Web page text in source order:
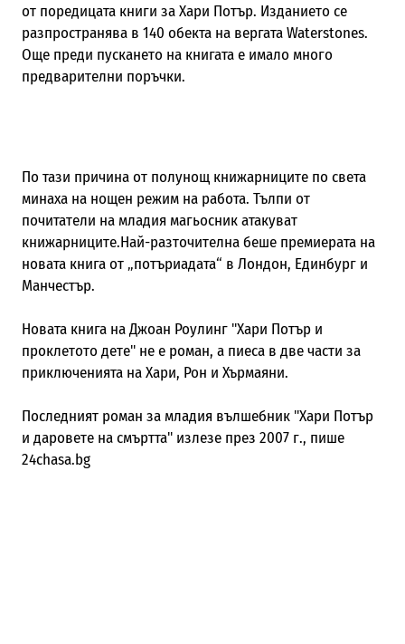
от поредицата книги за Хари Потър. Изданието се
разпространява в 140 обекта на вергата Waterstones.
Още преди пускането на книгата е имало много
предварителни поръчки.
По тази причина от полунощ книжарниците по света
минаха на нощен режим на работа. Тълпи от
почитатели на младия магьосник атакуват
книжарниците.Най-разточителна беше премиерата на
новата книга от „потъриадата“ в Лондон, Единбург и
Манчестър.
Новата книга на Джоан Роулинг "Хари Потър и
проклетото дете" не е роман, а пиеса в две части за
приключенията на Хари, Рон и Хърмаяни.
Последният роман за младия вълшебник "Хари Потър
и даровете на смъртта" излезе през 2007 г., пише
24chasa.bg